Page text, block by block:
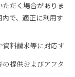
だく場合がありま
で、適正に利用す
資料請求等に対応す
提供およびアフタ